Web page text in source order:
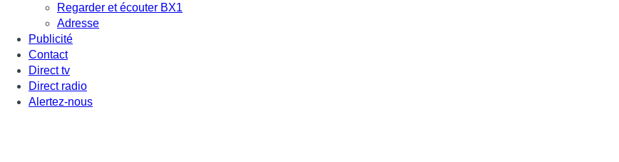
Regarder et écouter BX1
Adresse
Publicité
Contact
Direct tv
Direct radio
Alertez-nous